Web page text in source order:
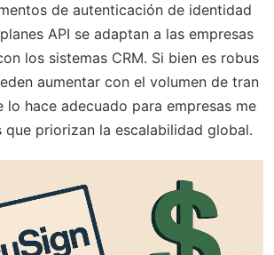
de autenticación de identidad
API se adaptan a las empresas
los sistemas CRM. Si bien es robus
aumentar con el volumen de tran
lo hace adecuado para empresas me
que priorizan la escalabilidad global.